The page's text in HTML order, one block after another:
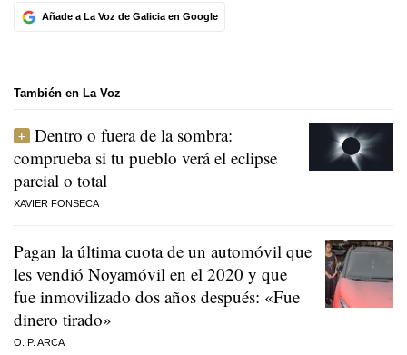
Añade a La Voz de Galicia en Google
También en La Voz
Dentro o fuera de la sombra:
comprueba si tu pueblo verá el eclipse
parcial o total
XAVIER FONSECA
Pagan la última cuota de un automóvil que
les vendió Noyamóvil en el 2020 y que
fue inmovilizado dos años después: «Fue
dinero tirado»
O. P. ARCA